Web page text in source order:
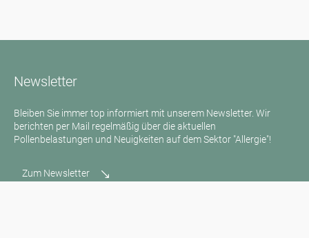
Newsletter
Bleiben Sie immer top informiert mit unserem Newsletter. Wir
berichten per Mail regelmäßig über die aktuellen
Pollenbelastungen und Neuigkeiten auf dem Sektor "Allergie"!
Zum Newsletter